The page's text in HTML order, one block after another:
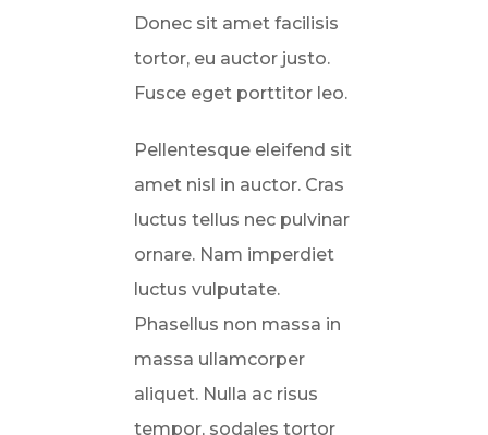
Donec sit amet facilisis
tortor, eu auctor justo.
Fusce eget porttitor leo.
Pellentesque eleifend sit
amet nisl in auctor. Cras
luctus tellus nec pulvinar
ornare. Nam imperdiet
luctus vulputate.
Phasellus non massa in
massa ullamcorper
aliquet. Nulla ac risus
tempor, sodales tortor